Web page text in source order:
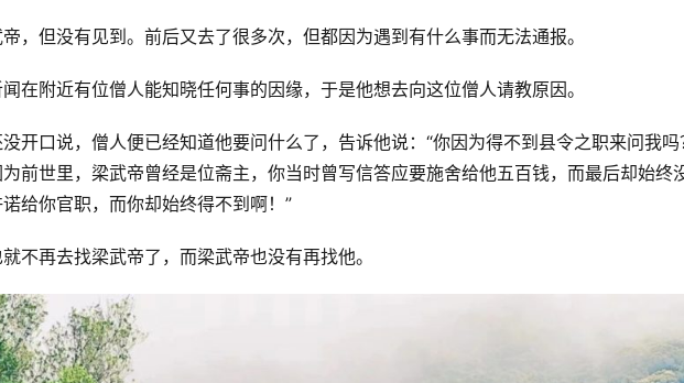
，但没有见到。前后又去了很多次，但都因为遇到有什么事而无法通报。
在附近有位僧人能知晓任何事的因缘，于是他想去向这位僧人请教原因。
开口说，僧人便已经知道他要问什么了，告诉他说：“你因为得不到县令之职来问我吗
前世里，梁武帝曾经是位斋主，你当时曾写信答应要施舍给他五百钱，而最后却始终
给你官职，而你却始终得不到啊！”
不再去找梁武帝了，而梁武帝也没有再找他。